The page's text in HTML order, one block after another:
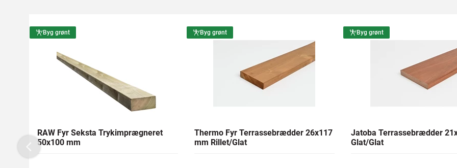
Byg grønt
RAW Fyr Seksta Trykimprægneret
50x100 mm
Byg grønt
Thermo Fyr Terrassebrædder 26x117
mm Rillet/Glat
Byg grønt
Jatoba Terrassebrædder
Glat/Glat
Previous